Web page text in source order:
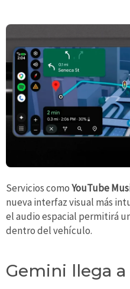
Servicios comoYouTube
nueva interfaz visual más
el audio espacial permitirá
dentro del vehículo.
Gemini llega